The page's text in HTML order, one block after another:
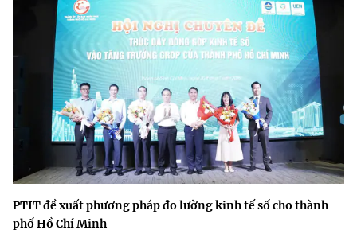
PTIT đề xuất phương pháp đo lường kinh tế số cho thành
phố Hồ Chí Minh